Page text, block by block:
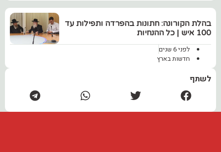
בהלת הקורונה: חתונות בהפרדה ותפילות עד
100 איש | כל ההנחיות
לפני 6 שנים
חדשות בארץ
לשתף